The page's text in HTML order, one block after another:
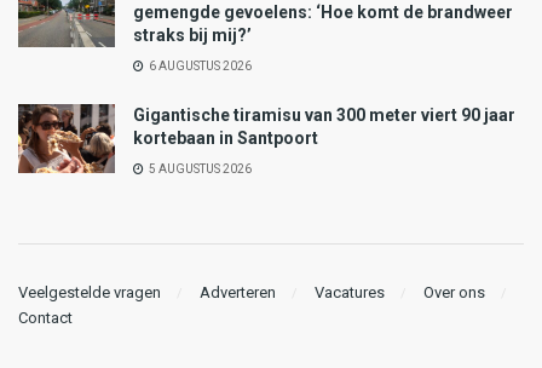
gemengde gevoelens: ‘Hoe komt de brandweer
straks bij mij?’
6 AUGUSTUS 2026
Gigantische tiramisu van 300 meter viert 90 jaar
kortebaan in Santpoort
5 AUGUSTUS 2026
Veelgestelde vragen Adverteren Vacatures
Over ons
Contact